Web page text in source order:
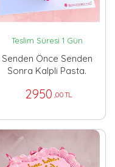
Teslim Süresi 1 Gün
Senden Önce Senden
Sonra Kalpli Pasta.
2950 ,00 TL